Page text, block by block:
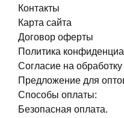
Контакты
Карта сайта
Договор оферты
Политика
Согласие на
Предложение для
Способы оплаты:
Безопасная оплата.